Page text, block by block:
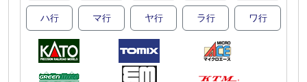
ハ行 マ行 ヤ行 ラ行 ワ行